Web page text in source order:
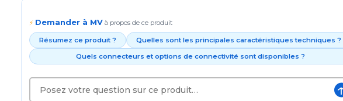
⚡ Demander à MV à propos de ce produit
Résumez ce produit ?
Quelles sont les principales caractéristiques techniques ?
Quels connecteurs et options de connectivité sont disponibles ?